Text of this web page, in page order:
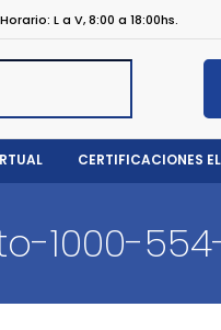
Horario: L a V, 8:00 a 18:00hs.
CERTIFICACIONES
1000-